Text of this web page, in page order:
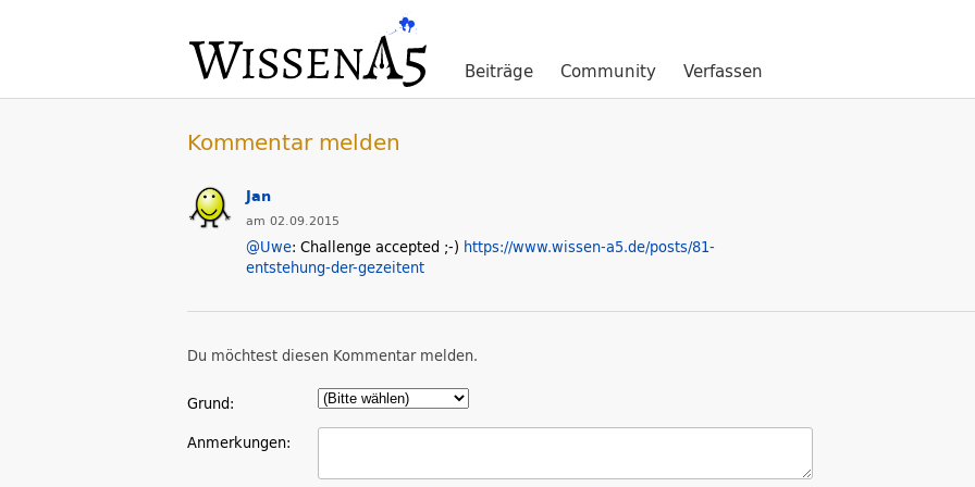
Beiträge Community Verfassen
Kommentar melden
Jan
am 02.09.2015
@Uwe: Challenge accepted ;-) https://www.wissen-a5.de/posts/81-
entstehung-der-gezeitent
Du möchtest diesen Kommentar melden.
Grund:
Anmerkungen: